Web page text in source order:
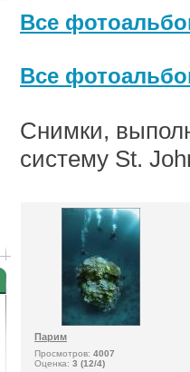
Все
Все
Снимки,
систему St.
Парим
Просмотров: 4007
Оценка: 3 (12/4)